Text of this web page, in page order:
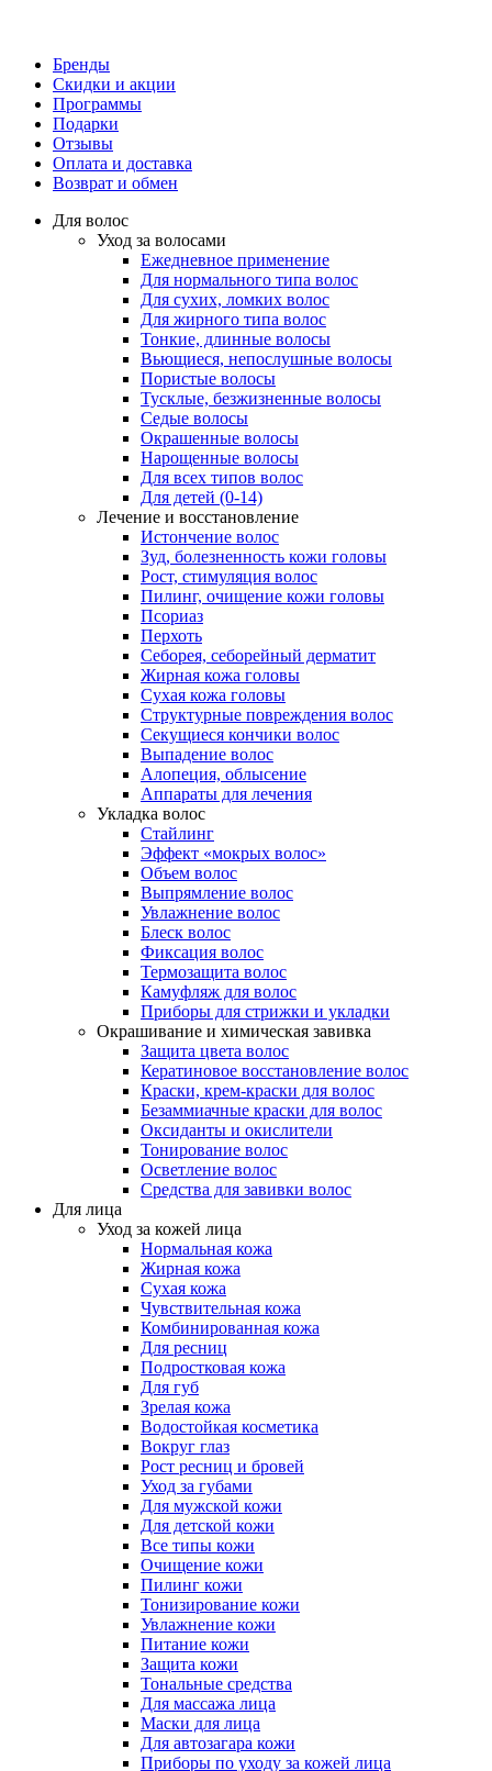
Бренды
Скидки и акции
Программы
Подарки
Отзывы
Оплата и доставка
Возврат и обмен
Для волос
Уход за волосами
Ежедневное применение
Для нормального типа волос
Для сухих, ломких волос
Для жирного типа волос
Тонкие, длинные волосы
Вьющиеся, непослушные волосы
Пористые волосы
Тусклые, безжизненные волосы
Седые волосы
Окрашенные волосы
Нарощенные волосы
Для всех типов волос
Для детей (0-14)
Лечение и восстановление
Истончение волос
Зуд, болезненность кожи головы
Рост, стимуляция волос
Пилинг, очищение кожи головы
Псориаз
Перхоть
Себорея, себорейный дерматит
Жирная кожа головы
Сухая кожа головы
Структурные повреждения волос
Секущиеся кончики волос
Выпадение волос
Алопеция, облысение
Аппараты для лечения
Укладка волос
Стайлинг
Эффект «мокрых волос»
Объем волос
Выпрямление волос
Увлажнение волос
Блеск волос
Фиксация волос
Термозащита волос
Камуфляж для волос
Приборы для стрижки и укладки
Окрашивание и химическая завивка
Защита цвета волос
Кератиновое восстановление волос
Краски, крем-краски для волос
Безаммиачные краски для волос
Оксиданты и окислители
Тонирование волос
Осветление волос
Средства для завивки волос
Для лица
Уход за кожей лица
Нормальная кожа
Жирная кожа
Сухая кожа
Чувствительная кожа
Комбинированная кожа
Для ресниц
Подростковая кожа
Для губ
Зрелая кожа
Водостойкая косметика
Вокруг глаз
Рост ресниц и бровей
Уход за губами
Для мужской кожи
Для детской кожи
Все типы кожи
Очищение кожи
Пилинг кожи
Тонизирование кожи
Увлажнение кожи
Питание кожи
Защита кожи
Тональные средства
Для массажа лица
Маски для лица
Для автозагара кожи
Приборы по уходу за кожей лица